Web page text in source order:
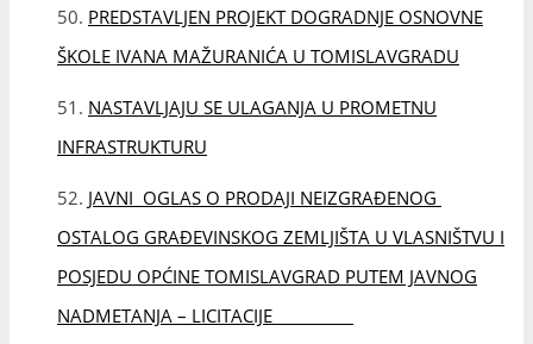
NADMETANJA – LICITACIJE
PREDSTAVNICI MINISTARSTVA RADA,
MIROVINSKOGA SUSTAVA, OBITELJI I SOCIJALNE
POLITIKE REPUBLIKE HRVATSKE POSJETILI OPĆINU
TOMISLAVGRAD
SVEČANO OBILJEŽEN DAN OSNOVNE ŠKOLE IVANA
MAŽURANIĆA
POSJET FEDERALNOM MINISTARSTVU RASELJENIH